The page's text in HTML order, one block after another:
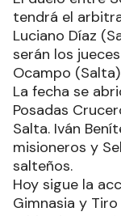
tendrá el
Luciano Díaz
serán los
Ocampo
La fecha se
Posadas
Salta. Iván
misioneros y
salteños.
Hoy sigue la
Gimnasia y